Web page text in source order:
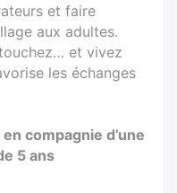
et faire
aux adultes.
et vivez
les échanges
compagnie d’une
5 ans